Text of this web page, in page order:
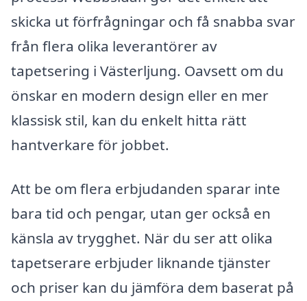
skicka ut förfrågningar och få snabba svar
från flera olika leverantörer av
tapetsering i Västerljung. Oavsett om du
önskar en modern design eller en mer
klassisk stil, kan du enkelt hitta rätt
hantverkare för jobbet.
Att be om flera erbjudanden sparar inte
bara tid och pengar, utan ger också en
känsla av trygghet. När du ser att olika
tapetserare erbjuder liknande tjänster
och priser kan du jämföra dem baserat på